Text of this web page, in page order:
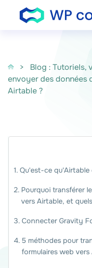
Passer au contenu
> Blog : Tutoriels,
envoyer des données
Airtable ?
Qu'est-ce qu'Airtable
Pourquoi transférer
vers Airtable, et
Connecter Gravity
5 méthodes pour
formulaires web vers